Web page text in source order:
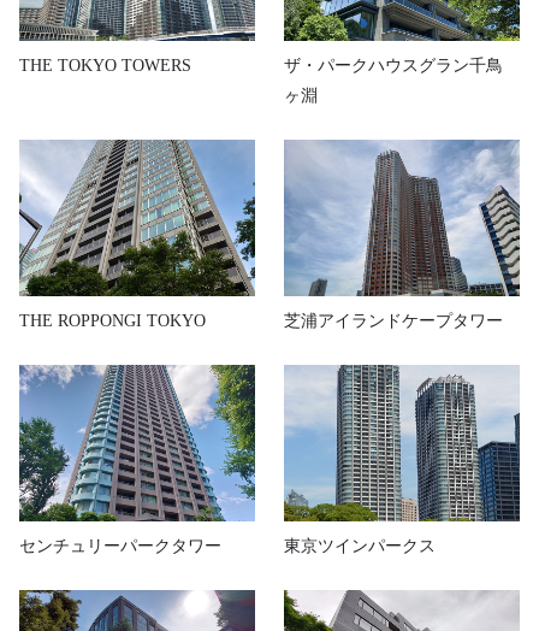
THE TOKYO TOWERS
ザ・パークハウスグラン千鳥
ヶ淵
THE ROPPONGI TOKYO 芝浦アイランドケープタワー
センチュリーパークタワー 東京ツインパークス